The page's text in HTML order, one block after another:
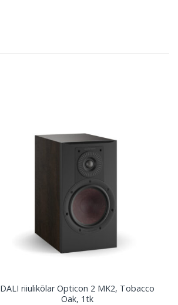
DALI riiulikõlar Opticon 2 MK2, Tobacco
Oak, 1tk